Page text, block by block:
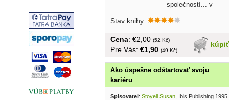
společností... v
Stav knihy:
kúpiť
Cena: €2,00 (52 Kč)
Pre Vás: €1,90 (49 Kč)
Ako úspešne odštartovať svoju
kariéru
Spisovatel: Stoyell Susan , Ibis Publishing 1995